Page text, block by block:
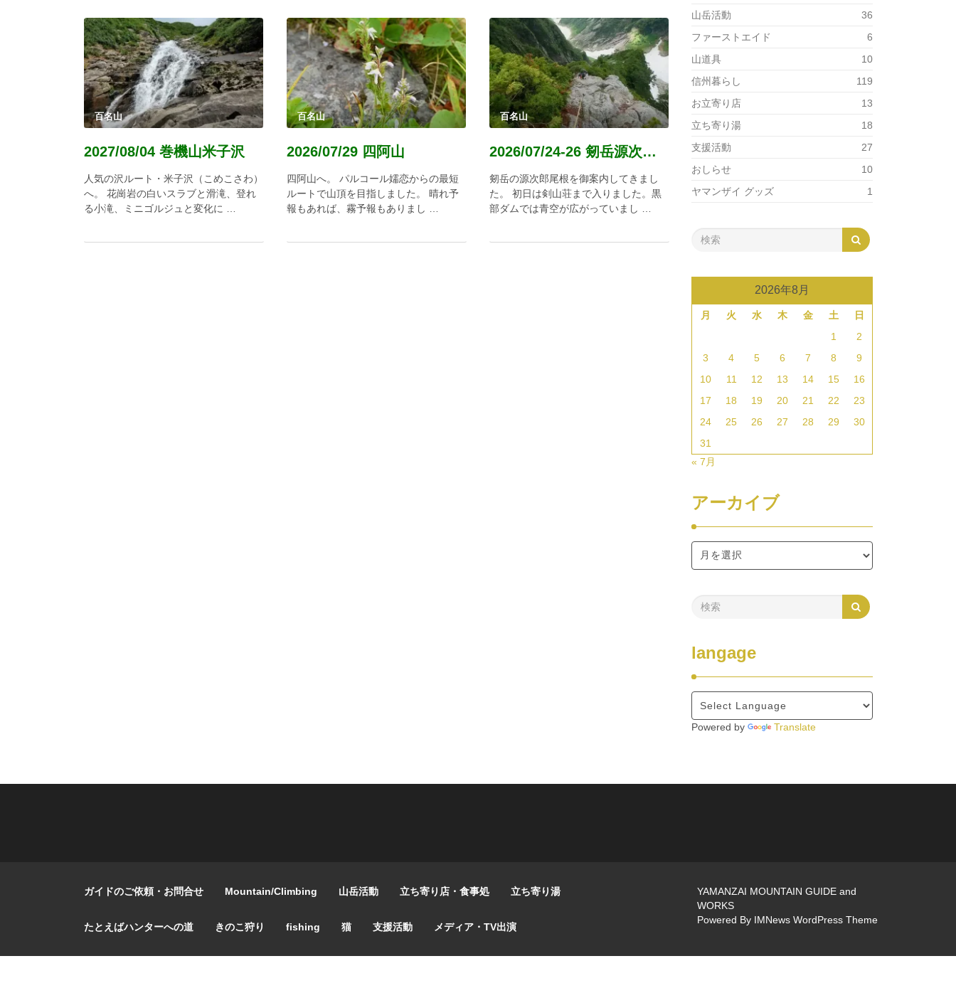
百名山
2027/08/04 巻機山米子沢
人気の沢ルート・米子沢（こめこさわ）
へ。 花崗岩の白いスラブと滑滝、登れ
る小滝、ミニゴルジュと変化に …
百名山
2026/07/29 四阿山
四阿山へ。 パルコール嬬恋からの最短
ルートで山頂を目指しました。 晴れ予
報もあれば、霧予報もありまし …
百名山
2026/07/24-26 剱岳源次郎尾根
剱岳の源次郎尾根を御案内してきまし
た。 初日は剣山荘まで入りました。黒
部ダムでは青空が広がっていまし …
山岳活動
36
ファーストエイド
6
山道具
10
信州暮らし
119
お立寄り店
13
立ち寄り湯
18
支援活動
27
おしらせ
10
ヤマンザイ グッズ
1
2026年8月
月 火 水 木 金 土
日
1
2
3
4 5 6 7 8
9
10
11 12 13 14 15
16
17
18 19 20 21 22
23
24
25 26 27 28 29
30
31
« 7月
アーカイブ
langage
Powered by Translate
ガイドのご依頼・お問合せ Mountain/Climbing 山岳活動 立ち寄り店・食事処 立ち寄り湯
たとえばハンターへの道 きのこ狩り fishing 猫 支援活動 メディア・TV出演
YAMANZAI MOUNTAIN GUIDE and
WORKS
Powered By IMNews WordPress Theme